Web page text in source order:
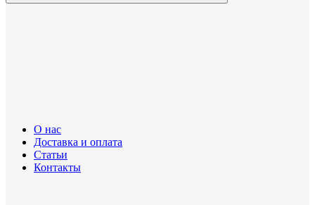
О нас
Доставка и оплата
Статьи
Контакты